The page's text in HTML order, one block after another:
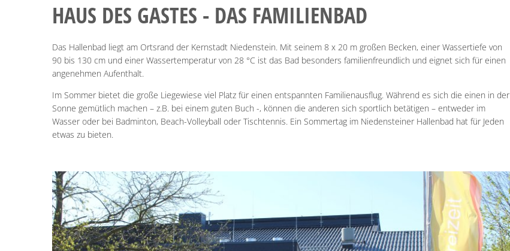
HALLENBADHAUS DES GASTES - DAS FAMILIENBAD
Das Hallenbad liegt am Ortsrand der Kernstadt Niedenstein. Mit seinem 8 x 20 m großen Becken, einer Wassertiefe von
90 bis 130 cm und einer Wassertemperatur von 28 °C ist das Bad besonders familienfreundlich und eignet sich für einen
angenehmen Aufenthalt.
Im Sommer bietet die große Liegewiese viel Platz für einen entspannten Familienausflug. Während es sich die einen in der
Sonne gemütlich machen – z.B. bei einem guten Buch -, können die anderen sich sportlich betätigen – entweder im
Wasser oder bei Badminton, Beach-Volleyball oder Tischtennis. Ein Sommertag im Niedensteiner Hallenbad hat für Jeden
etwas zu bieten.